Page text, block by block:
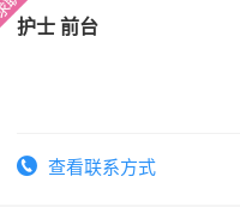
护士 前台
查看联系方式